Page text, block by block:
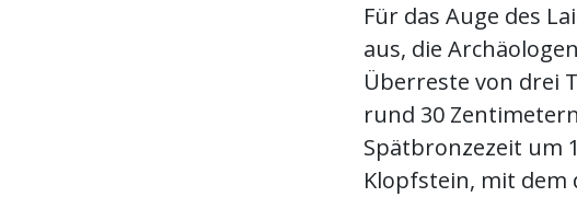
Für das Auge des
aus, die
Überreste von drei
rund 30
Spätbronzezeit um
Klopfstein, mit dem